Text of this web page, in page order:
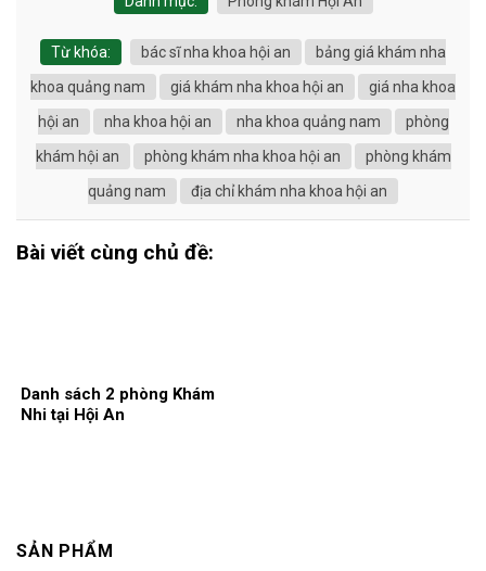
Từ khóa: bác sĩ nha khoa hội an
bảng giá khám nha
khoa quảng nam
giá khám nha khoa hội an
giá nha khoa
hội an
nha khoa hội an nha khoa quảng nam
phòng
khám hội an
phòng khám nha khoa hội an
phòng khám
quảng nam
địa chỉ khám nha khoa hội an
Bài viết cùng chủ đề:
Danh sách 2 phòng Khám
Nhi tại Hội An
SẢN PHẨM